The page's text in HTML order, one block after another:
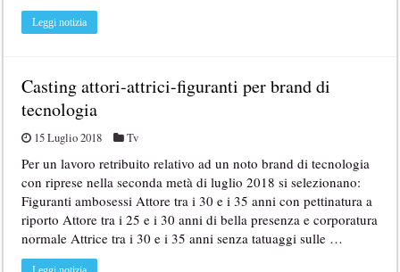
Leggi notizia
Casting attori-attrici-figuranti per brand di
tecnologia
15 Luglio 2018 Tv
Per un lavoro retribuito relativo ad un noto brand di tecnologia
con riprese nella seconda metà di luglio 2018 si selezionano:
Figuranti ambosessi Attore tra i 30 e i 35 anni con pettinatura a
riporto Attore tra i 25 e i 30 anni di bella presenza e corporatura
normale Attrice tra i 30 e i 35 anni senza tatuaggi sulle …